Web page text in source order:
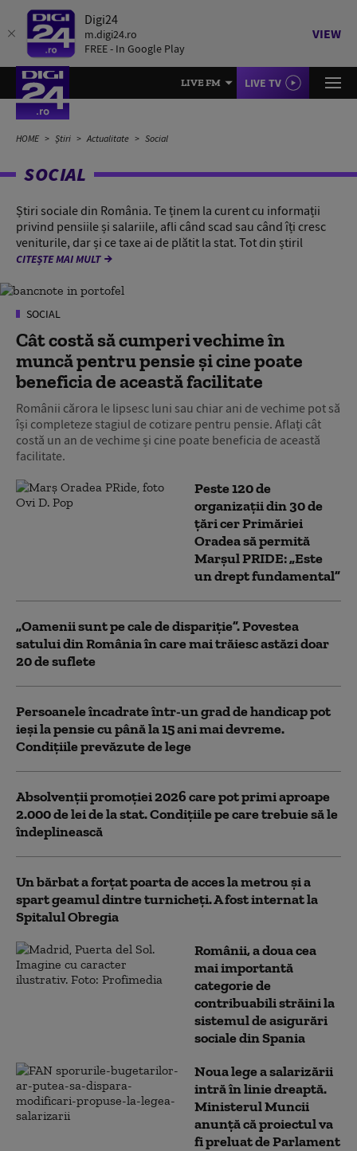
Digi24
m.digi24.ro
FREE - In Google Play
VIEW
LIVE FM LIVE TV
HOME Știri Actualitate Social
SOCIAL
Știri sociale din România. Te ținem la curent cu informații
privind pensiile și salariile, afli când scad sau când îți cresc
veniturile, dar și ce taxe ai de plătit la stat. Tot din știril
CITEȘTE MAI MULT
SOCIAL
Cât costă să cumperi vechime în
muncă pentru pensie și cine poate
beneficia de această facilitate
Românii cărora le lipsesc luni sau chiar ani de vechime pot să
își completeze stagiul de cotizare pentru pensie. Aflați cât
costă un an de vechime și cine poate beneficia de această
facilitate.
Peste 120 de
organizații din 30 de
țări cer Primăriei
Oradea să permită
Marșul PRIDE: „Este
un drept fundamental”
„Oamenii sunt pe cale de dispariție”. Povestea
satului din România în care mai trăiesc astăzi doar
20 de suflete
Persoanele încadrate într-un grad de handicap pot
ieși la pensie cu până la 15 ani mai devreme.
Condițiile prevăzute de lege
Absolvenții promoției 2026 care pot primi aproape
2.000 de lei de la stat. Condițiile pe care trebuie să le
îndeplinească
Un bărbat a forțat poarta de acces la metrou și a
spart geamul dintre turnicheți. A fost internat la
Spitalul Obregia
Românii, a doua cea
mai importantă
categorie de
contribuabili străini la
sistemul de asigurări
sociale din Spania
Noua lege a salarizării
intră în linie dreaptă.
Ministerul Muncii
anunță că proiectul va
fi preluat de Parlament